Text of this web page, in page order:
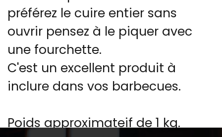
préférez le cuire entier sans
ouvrir pensez à le piquer avec
une fourchette.
C'est un excellent produit à
inclure dans vos barbecues.
Poids approximateif de 1 kg.